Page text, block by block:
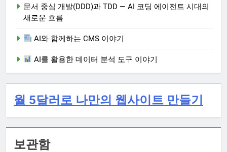
문서 중심 개발(DDD)과 TDD — AI 코딩 에이전트 시대의
새로운 흐름
AI와 함께하는 CMS 이야기
AI를 활용한 데이터 분석 도구 이야기
월 5달러로 나만의 웹사이트 만들기
보관함